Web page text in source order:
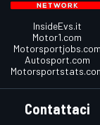
InsideEvs.it
Motor1.com
Motorsportjobs.com
Autosport.com
Contattaci